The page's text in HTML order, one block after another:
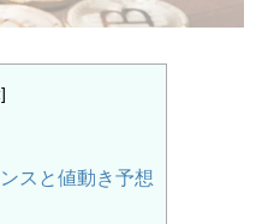
]
スと値動き予想